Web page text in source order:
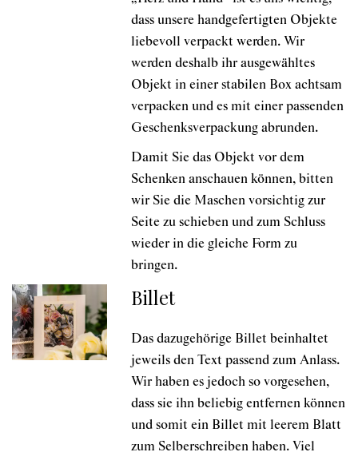
dass unsere handgefertigten Objekte
liebevoll verpackt werden. Wir
werden deshalb ihr ausgewähltes
Objekt in einer stabilen Box achtsam
verpacken und es mit einer passenden
Geschenksverpackung abrunden.
Damit Sie das Objekt vor dem
Schenken anschauen können, bitten
wir Sie die Maschen vorsichtig zur
Seite zu schieben und zum Schluss
wieder in die gleiche Form zu
bringen.
Billet
Das dazugehörige Billet beinhaltet
jeweils den Text passend zum Anlass.
Wir haben es jedoch so vorgesehen,
dass sie ihn beliebig entfernen können
und somit ein Billet mit leerem Blatt
zum Selberschreiben haben. Viel